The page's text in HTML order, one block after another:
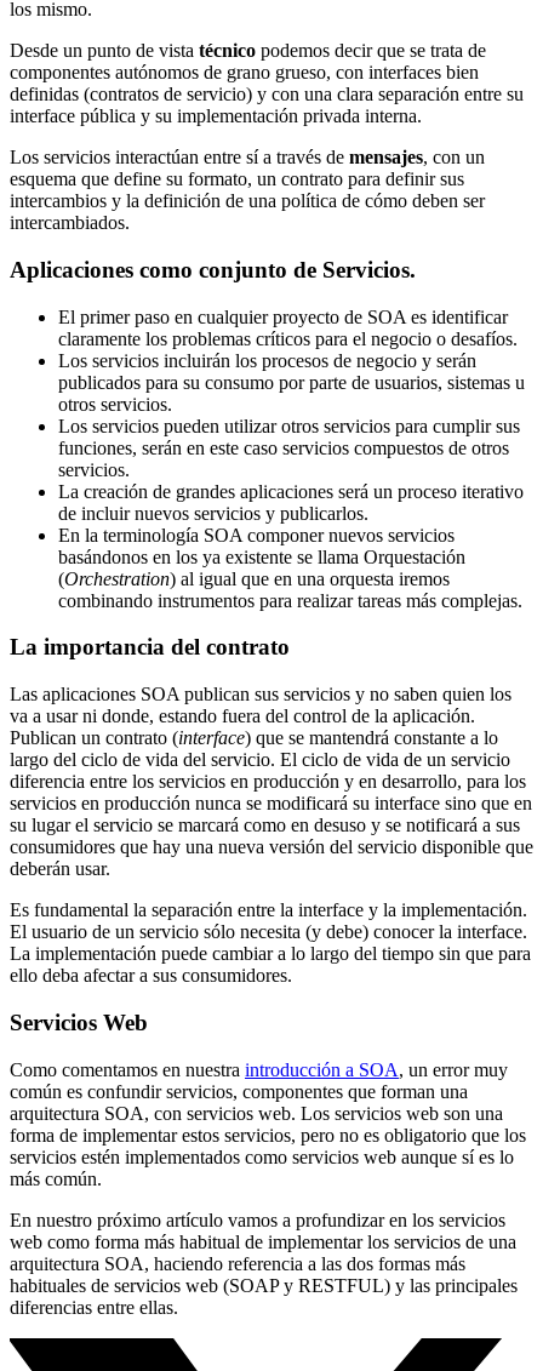
los mismo.
Desde un punto de vista técnico podemos decir que se trata de
componentes autónomos de grano grueso, con interfaces bien
definidas (contratos de servicio) y con una clara separación entre su
interface pública y su implementación privada interna.
Los servicios interactúan entre sí a través de mensajes, con un
esquema que define su formato, un contrato para definir sus
intercambios y la definición de una política de cómo deben ser
intercambiados.
Aplicaciones como conjunto de Servicios.
El primer paso en cualquier proyecto de SOA es identificar
claramente los problemas críticos para el negocio o desafíos.
Los servicios incluirán los procesos de negocio y serán
publicados para su consumo por parte de usuarios, sistemas u
otros servicios.
Los servicios pueden utilizar otros servicios para cumplir sus
funciones, serán en este caso servicios compuestos de otros
servicios.
La creación de grandes aplicaciones será un proceso iterativo
de incluir nuevos servicios y publicarlos.
En la terminología SOA componer nuevos servicios
basándonos en los ya existente se llama Orquestación
(Orchestration) al igual que en una orquesta iremos
combinando instrumentos para realizar tareas más complejas.
La importancia del contrato
Las aplicaciones SOA publican sus servicios y no saben quien los
va a usar ni donde, estando fuera del control de la aplicación.
Publican un contrato (interface) que se mantendrá constante a lo
largo del ciclo de vida del servicio. El ciclo de vida de un servicio
diferencia entre los servicios en producción y en desarrollo, para los
servicios en producción nunca se modificará su interface sino que en
su lugar el servicio se marcará como en desuso y se notificará a sus
consumidores que hay una nueva versión del servicio disponible que
deberán usar.
Es fundamental la separación entre la interface y la implementación.
El usuario de un servicio sólo necesita (y debe) conocer la interface.
La implementación puede cambiar a lo largo del tiempo sin que para
ello deba afectar a sus consumidores.
Servicios Web
Como comentamos en nuestra introducción a SOA, un error muy
común es confundir servicios, componentes que forman una
arquitectura SOA, con servicios web. Los servicios web son una
forma de implementar estos servicios, pero no es obligatorio que los
servicios estén implementados como servicios web aunque sí es lo
más común.
En nuestro próximo artículo vamos a profundizar en los servicios
web como forma más habitual de implementar los servicios de una
arquitectura SOA, haciendo referencia a las dos formas más
habituales de servicios web (SOAP y RESTFUL) y las principales
diferencias entre ellas.